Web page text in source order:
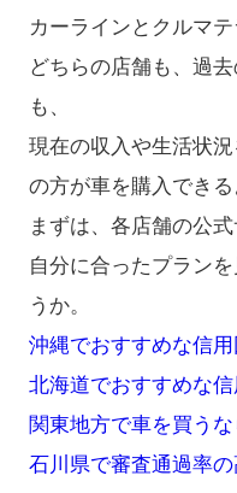
カーラインとクルマ
どちらの店舗も、過
も、
現在の収入や生活状
の方が車を購入できる
まずは、各店舗の公
自分に合ったプラン
うか。
沖縄でおすすめな信
北海道でおすすめな
関東地方で車を買う
石川県で審査通過率